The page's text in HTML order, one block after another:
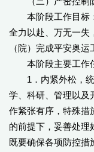
本阶段工作目标：
全力以赴、万无一失
（院）完成平安奥运
本阶段主要工作
1．内紧外松，统
学、科研、管理以及
作紧张有序，特殊措
的前提下，妥善处理
既要确保各项防控措